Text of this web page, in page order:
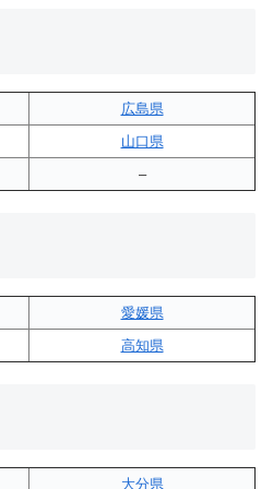
広島県
山口県
–
愛媛県
高知県
大分県